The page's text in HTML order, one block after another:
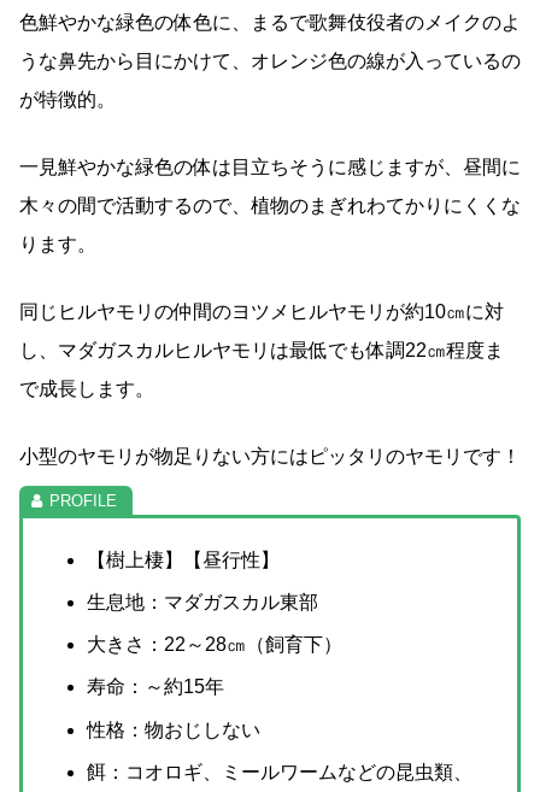
色鮮やかな緑色の体色に、まるで歌舞伎役者のメイクのよ
うな鼻先から目にかけて、オレンジ色の線が入っているの
が特徴的。
一見鮮やかな緑色の体は目立ちそうに感じますが、昼間に
木々の間で活動するので、植物のまぎれわてかりにくくな
ります。
同じヒルヤモリの仲間のヨツメヒルヤモリが約10㎝に対
し、マダガスカルヒルヤモリは最低でも体調22㎝程度ま
で成長します。
小型のヤモリが物足りない方にはピッタリのヤモリです！
【樹上棲】【昼行性】
生息地：マダガスカル東部
大きさ：22～28㎝（飼育下）
寿命：～約15年
性格：物おじしない
餌：コオロギ、ミールワームなどの昆虫類、